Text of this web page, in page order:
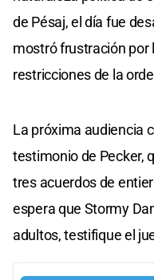
de Pésaj, el día fue
mostró frustración por
restricciones de la
La próxima audiencia
testimonio de Pecker,
tres acuerdos de
espera que Stormy
adultos, testifique el